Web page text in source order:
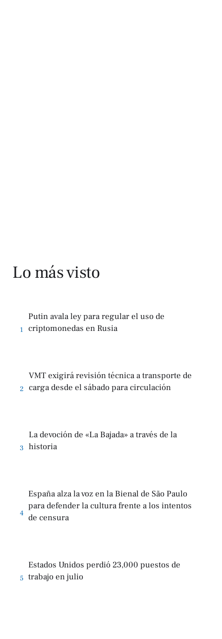
Lo más visto
1
Putin avala ley para regular el uso de
criptomonedas en Rusia
2
VMT exigirá revisión técnica a transporte de
carga desde el sábado para circulación
3
La devoción de «La Bajada» a través de la
historia
4
España alza la voz en la Bienal de São Paulo
para defender la cultura frente a los intentos
de censura
5
Estados Unidos perdió 23,000 puestos de
trabajo en julio